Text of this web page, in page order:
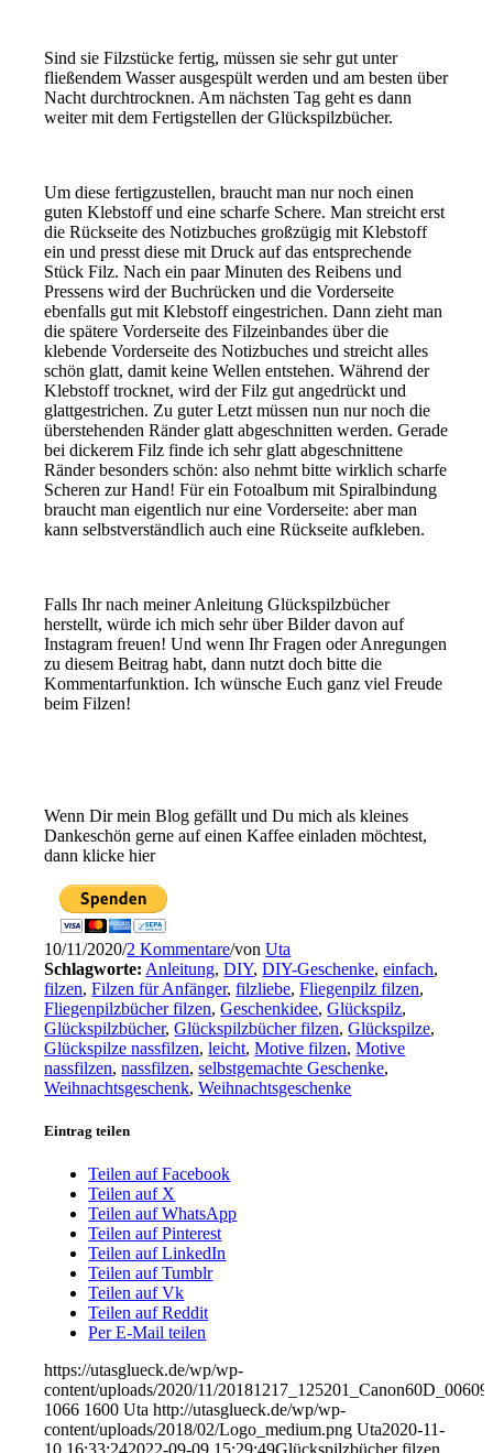
Sind sie Filzstücke fertig, müssen sie sehr gut unter
fließendem Wasser ausgespült werden und am besten über
Nacht durchtrocknen. Am nächsten Tag geht es dann
weiter mit dem Fertigstellen der Glückspilzbücher.
Um diese fertigzustellen, braucht man nur noch einen
guten Klebstoff und eine scharfe Schere. Man streicht erst
die Rückseite des Notizbuches großzügig mit Klebstoff
ein und presst diese mit Druck auf das entsprechende
Stück Filz. Nach ein paar Minuten des Reibens und
Pressens wird der Buchrücken und die Vorderseite
ebenfalls gut mit Klebstoff eingestrichen. Dann zieht man
die spätere Vorderseite des Filzeinbandes über die
klebende Vorderseite des Notizbuches und streicht alles
schön glatt, damit keine Wellen entstehen. Während der
Klebstoff trocknet, wird der Filz gut angedrückt und
glattgestrichen. Zu guter Letzt müssen nun nur noch die
überstehenden Ränder glatt abgeschnitten werden. Gerade
bei dickerem Filz finde ich sehr glatt abgeschnittene
Ränder besonders schön: also nehmt bitte wirklich scharfe
Scheren zur Hand! Für ein Fotoalbum mit Spiralbindung
braucht man eigentlich nur eine Vorderseite: aber man
kann selbstverständlich auch eine Rückseite aufkleben.
Falls Ihr nach meiner Anleitung Glückspilzbücher
herstellt, würde ich mich sehr über Bilder davon auf
Instagram freuen! Und wenn Ihr Fragen oder Anregungen
zu diesem Beitrag habt, dann nutzt doch bitte die
Kommentarfunktion. Ich wünsche Euch ganz viel Freude
beim Filzen!
Wenn Dir mein Blog gefällt und Du mich als kleines
Dankeschön gerne auf einen Kaffee einladen möchtest,
dann klicke hier
10/11/2020/2 Kommentare/vonUta
Schlagworte: Anleitung,DIY,DIY-Geschenke,einfach,
filzen,Filzen für Anfänger,filzliebe,Fliegenpilz filzen,
Fliegenpilzbücher filzen,Geschenkidee,Glückspilz,
Glückspilzbücher,Glückspilzbücher filzen,Glückspilze,
Glückspilze nassfilzen,leicht,Motive filzen,Motive
nassfilzen,nassfilzen,selbstgemachte Geschenke,
Weihnachtsgeschenk,Weihnachtsgeschenke
Eintrag teilen
Teilen auf Facebook
Teilen auf X
Teilen auf WhatsApp
Teilen auf Pinterest
Teilen auf LinkedIn
Teilen auf Tumblr
Teilen auf Vk
Teilen auf Reddit
Per E-Mail teilen
https://utasglueck.de/wp/wp-
content/uploads/2020/11/
1066 1600 Uta http://utasglueck.de/wp/wp-
content/uploads/2018/02/Logo_medium.png Uta2020-11-